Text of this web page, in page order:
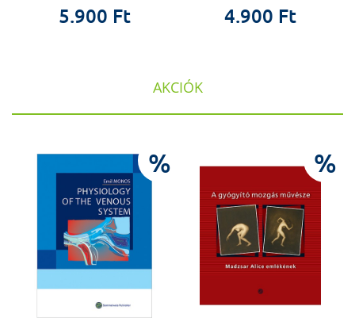
5.900 Ft 4.900 Ft
AKCIÓK
% %